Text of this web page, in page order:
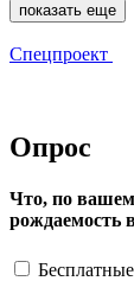
показать еще
Спецпроект
Опрос
Что, по
рождаемость